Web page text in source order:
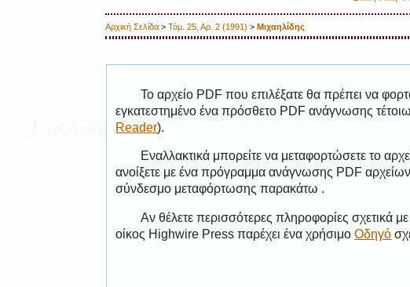
Αρχική Σελίδα >Τόμ. 25, Αρ. 2 (1991) >Μιχαηλίδης
Το αρχείο PDF που επιλέξατε θα πρέπει να
εγκατεστημένο ένα πρόσθετο PDF ανάγνωσης
Reader).
Εναλλακτικά μπορείτε να μεταφορτώσετε το
ανοίξετε με ένα πρόγραμμα ανάγνωσης PDF
σύνδεσμο μεταφόρτωσης παρακάτω .
Αν θέλετε περισσότερες πληροφορίες
οίκος Highwire Press παρέχει ένα χρήσιμοΟδηγό